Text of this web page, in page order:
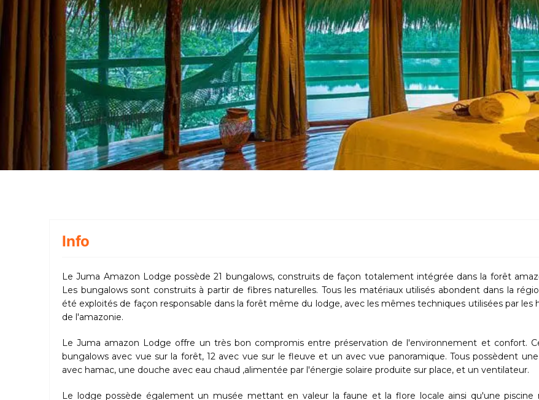
Info
Le Juma Amazon Lodge possède 21 bungalows, construits de façon totalement intégrée dans la forêt
Les bungalows sont construits à partir de fibres naturelles. Tous les matériaux utilisés abondent dans la
été exploités de façon responsable dans la forêt même du lodge, avec les mêmes techniques utilisées par les
de l'amazonie.
Le Juma amazon Lodge offre un très bon compromis entre préservation de l'environnement et confort.
bungalows avec vue sur la forêt, 12 avec vue sur le fleuve et un avec vue panoramique. Tous possèdent une
avec hamac, une douche avec eau chaud ,alimentée par l'énergie solaire produite sur place, et un ventilateur.
Le lodge possède également un musée mettant en valeur la faune et la flore locale ainsi qu'une piscine